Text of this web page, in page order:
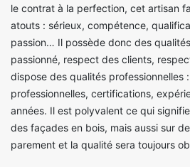
le contrat à la perfection, cet artisan
atouts : sérieux, compétence,
passion… Il possède donc des
passionné, respect des clients,
dispose des qualités professionnelles
professionnelles, certifications,
années. Il est polyvalent ce qui
des façades en bois, mais aussi sur
parement et la qualité sera toujours